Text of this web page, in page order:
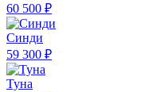
60 500 ₽
Синди
59 300 ₽
Туна